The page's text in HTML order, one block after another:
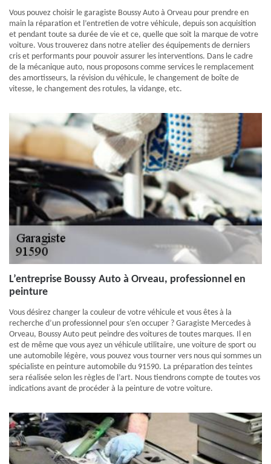
Vous pouvez choisir le garagiste Boussy Auto à Orveau pour prendre en
main la réparation et l’entretien de votre véhicule, depuis son acquisition
et pendant toute sa durée de vie et ce, quelle que soit la marque de votre
voiture. Vous trouverez dans notre atelier des équipements de derniers
cris et performants pour pouvoir assurer les interventions. Dans le cadre
de la mécanique auto, nous proposons comme services le remplacement
des amortisseurs, la révision du véhicule, le changement de boîte de
vitesse, le changement des rotules, la vidange, etc.
L’entreprise Boussy Auto à Orveau, professionnel en
peinture
Vous désirez changer la couleur de votre véhicule et vous êtes à la
recherche d’un professionnel pour s’en occuper ? Garagiste Mercedes à
Orveau, Boussy Auto peut peindre des voitures de toutes marques. Il en
est de même que vous ayez un véhicule utilitaire, une voiture de sport ou
une automobile légère, vous pouvez vous tourner vers nous qui sommes un
spécialiste en peinture automobile du 91590. La préparation des teintes
sera réalisée selon les règles de l’art. Nous tiendrons compte de toutes vos
indications avant de procéder à la peinture de votre voiture.